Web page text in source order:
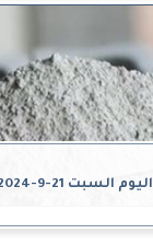
2024 في محافظة المنيا